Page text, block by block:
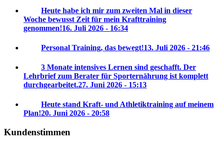
Heute habe ich mir zum zweiten Mal in dieser
Woche bewusst Zeit für mein Krafttraining
genommen!16. Juli 2026 - 16:34
Personal Training, das bewegt!13. Juli 2026 - 21:46
3 Monate intensives Lernen sind geschafft. Der
Lehrbrief zum Berater für Sporternährung ist komplett
durchgearbeitet.27. Juni 2026 - 15:13
Heute stand Kraft- und Athletiktraining auf meinem
Plan!20. Juni 2026 - 20:58
Kundenstimmen